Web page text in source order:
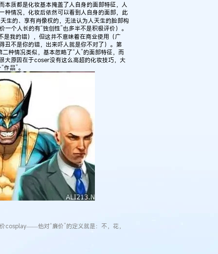
质都是化妆基本掩盖了人自身的面部特征，人
情况，化妆后依然可以看到人自身的面部，此
生的、享有肖像权的，无法认为人天生的脸部构
个人长的有“独创性”也多半不是积极评价）。
是我的错），但这并不意味着在商业使用（广
丑不是你的错，出来吓人就是你不对了）。第
种情况类似，基本忽略了“人”的面部特征，而
大原因在于coser没有这么高超的化妆技巧，大
品”。
cosplay——他对“廉价”的定义就是：不，花，